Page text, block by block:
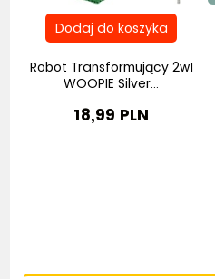
Robot Transformujący 2w1
WOOPIE Silver...
18,99 PLN